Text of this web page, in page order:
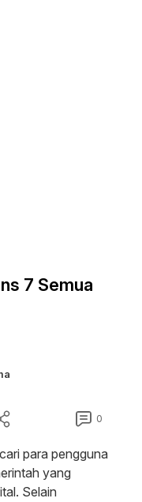
7 Semua
0
para pengguna
yang
Selain